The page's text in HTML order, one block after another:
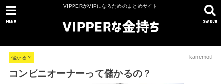
VIPPERがVIPになるためのまとめサイト
SEARCH
MENU
儲かる？ kanemoti
コンビニオーナーって儲かるの？